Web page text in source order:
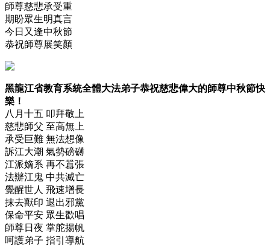
師尊慈悲承受重
期盼眾生明真言
今日又逢中秋節
恭祝師尊展笑顏
黑龍江省教育系統全體大法弟子恭祝慈悲偉大的師尊中秋節快
樂！
八月十五 叩拜敬上
慈悲師父 至高無上
承受巨難 無法想像
訴江大潮 氣勢磅礴
江派嫡系 再不囂張
法辦江鬼 中共滅亡
覺醒世人 飛速增長
抹去獸印 退出邪黨
保命平安 眾生歡唱
師尊日夜 掌舵揚帆
呵護弟子 指引導航